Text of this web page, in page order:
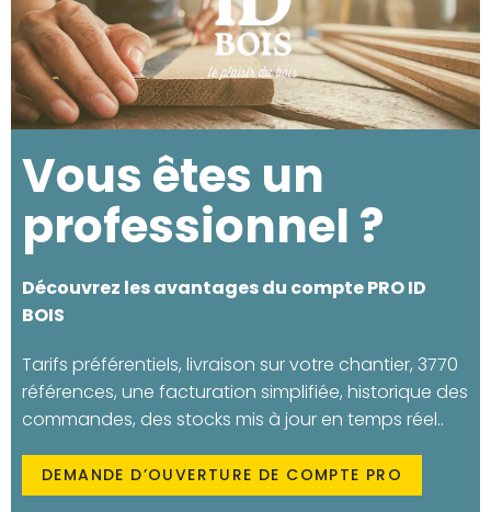
Vous êtes un
professionnel ?
Découvrez les avantages du compte PRO ID
BOIS
Tarifs préférentiels, livraison sur votre chantier, 3770
références, une facturation simplifiée, historique des
commandes, des stocks mis à jour en temps réel..
DEMANDE D’OUVERTURE DE COMPTE PRO